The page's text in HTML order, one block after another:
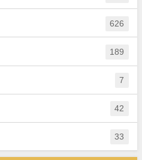
626
189
7
42
33